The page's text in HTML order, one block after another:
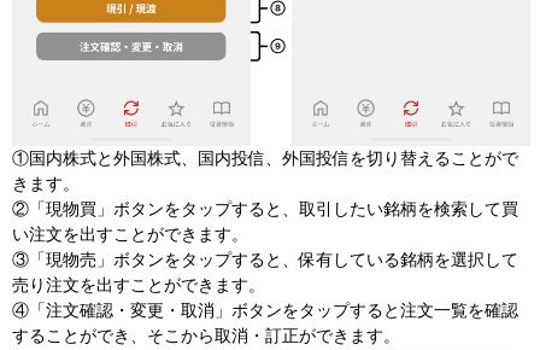
①国内株式と​外国株式、​国内投信、​外国投信を​切り​替える​ことがで
きます。
②「現物買」ボタンをタップすると、取引したい銘柄を検索して買
い注文を出すことができます。
③「現物売」ボタンをタップすると、保有している銘柄を選択して
売り注文を出すことができます。
④「注文確認・変更・取消」ボタンをタップすると注文一覧を確認
することができ、そこから取消・訂正ができます。